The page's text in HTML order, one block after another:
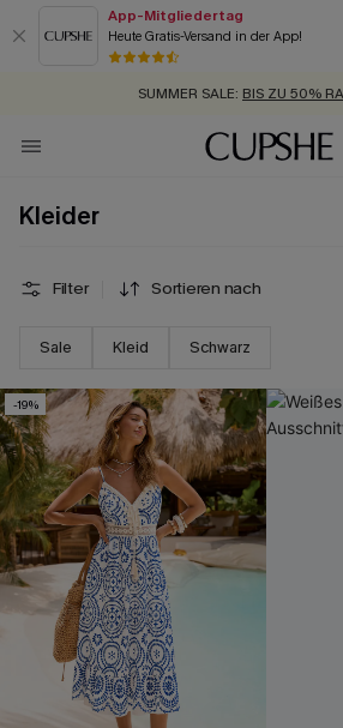
App-Mitgliedertag
Heute Gratis-Versand in der App!
GRATIS MASSBAND MIT JEDEM
SUMMER SALE:
ZUM NEWSLETTER:BIS ZU -20%
KOSTENLOSER VERSAND AB
Kleider
Filter Sortieren nach
Sale Kleid Schwarz
-19%